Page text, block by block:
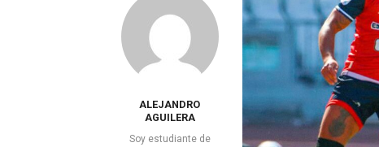
ALEJANDRO
AGUILERA
Soy estudiante de